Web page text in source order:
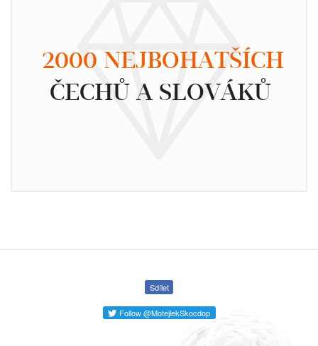
2000 NEJBOHATŠÍCH
ČECHŮ A SLOVÁKŮ
Sdílet
Follow @MotejlekSkocdop